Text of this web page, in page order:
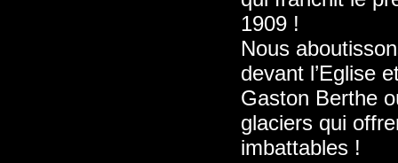
1909 !
Nous
devant l’Eglise
Gaston Berthe
glaciers qui
imbattables !